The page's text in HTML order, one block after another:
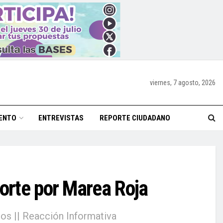
viernes, 7 agosto, 2026
ENTREVISTAS REPORTE CIUDADANO
por Marea Roja
|| Reacción Informativa